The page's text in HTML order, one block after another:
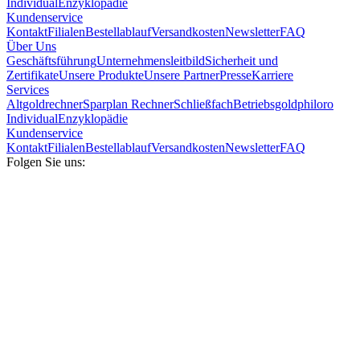
IndividualEnzyklopädie
Kundenservice
KontaktFilialenBestellablaufVersandkostenNewsletterFAQ
Über Uns
GeschäftsführungUnternehmensleitbildSicherheit und
ZertifikateUnsere ProdukteUnsere PartnerPresseKarriere
Services
AltgoldrechnerSparplan RechnerSchließfachBetriebsgoldphiloro
IndividualEnzyklopädie
Kundenservice
KontaktFilialenBestellablaufVersandkostenNewsletterFAQ
Folgen Sie uns: